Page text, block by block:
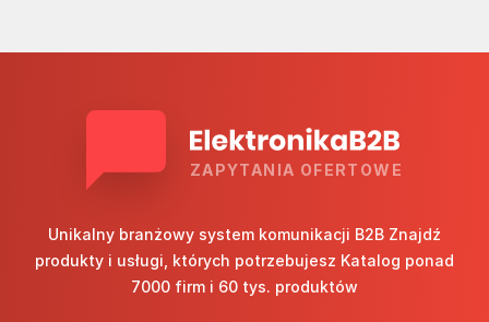
ZAPYTANIA OFERTOWE
Unikalny branżowy system komunikacji B2B Znajdź
produkty i usługi, których potrzebujesz Katalog ponad
7000 firm i 60 tys. produktów